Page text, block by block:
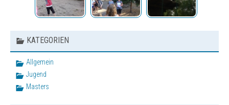
Trainingszeiten
Termine
Wettkämpfe
Trainingslager
KATEGORIEN
Allgemein
Jugend
Masters